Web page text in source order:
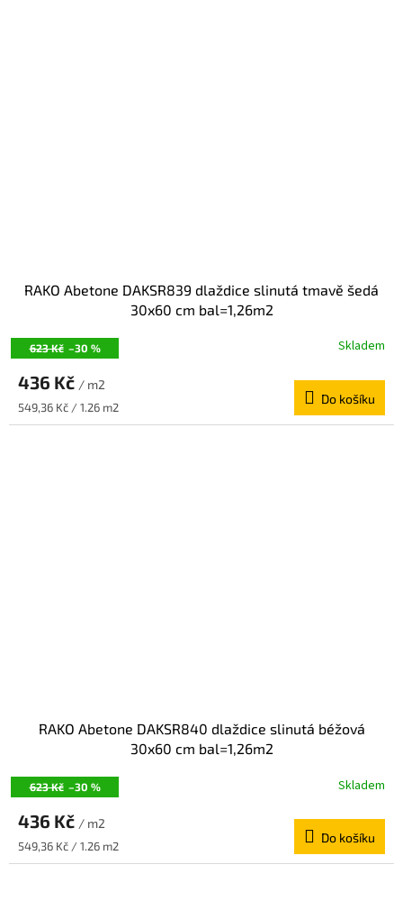
623 Kč –30 %
RAKO Abetone DAKSR839 dlaždice slinutá tmavě šedá
30x60 cm bal=1,26m2
Skladem
436 Kč / m2
Měrná
cena:
549,36 Kč / 1.26 m2
Do košíku
623 Kč –30 %
RAKO Abetone DAKSR840 dlaždice slinutá béžová
30x60 cm bal=1,26m2
Skladem
436 Kč / m2
Měrná
cena:
549,36 Kč / 1.26 m2
Do košíku